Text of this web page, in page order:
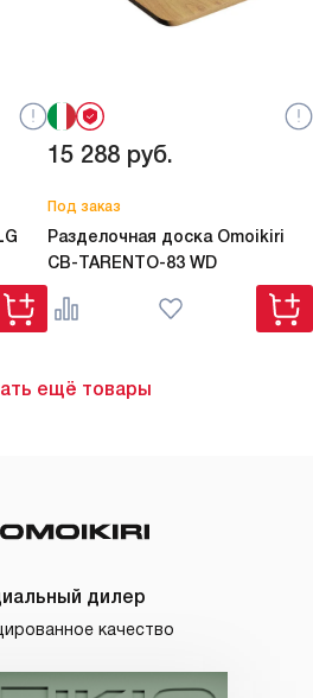
15 288 руб.
Под заказ
Разделочная доска Omoikiri
CB-TARENTO-83 WD
ещё товары
дилер
качество